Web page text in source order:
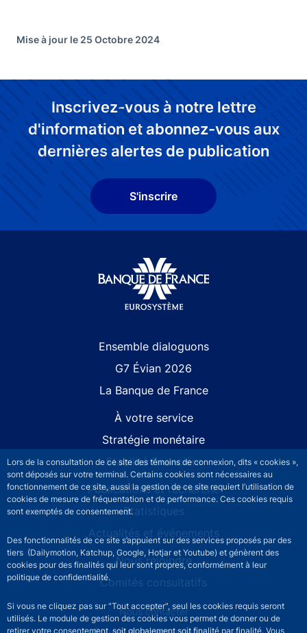
Lors de la consultation de ce site des témoins de connexion, dits « cookies »,
sont déposés sur votre terminal. Certains cookies sont nécessaires au
fonctionnement de ce site, aussi la gestion de ce site requiert l’utilisation de
cookies de mesure de fréquentation et de performance. Ces cookies requis
sont exemptés de consentement.
Des fonctionnalités de ce site s’appuient sur des services proposés par des
tiers (Dailymotion, Katchup, Google, Hotjar et Youtube) et génèrent des
cookies pour des finalités qui leur sont propres, conformément à leur
politique de confidentialité.
Si vous ne cliquez pas sur "Tout accepter", seul les cookies requis seront
utilisés. Le module de gestion des cookies vous permet de donner ou de
retirer votre consentement, soit globalement soit finalité par finalité. Vous
Mise à jour le 25 Octobre 2024
Inscrivez-vous à notre lettre
d'information et abonnez-vous aux
dernières alertes de publication
S'inscrire
Ensemble dialoguons
G7 Évian 2026
La Banque de France
À votre service
Stratégie monétaire
Stabilité financière
Publications et recherche
Statistiques
Actualités et événements
Nous rejoindre
Comités consultatifs
Footer secondary menuNous contacter